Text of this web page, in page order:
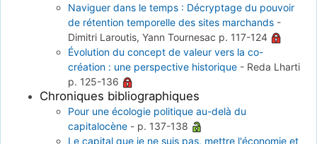
Naviguer dans le temps : Décryptage du pouvoir
de rétention temporelle des sites marchands -
Dimitri Laroutis, Yann Tournesac p. 117-124
Évolution du concept de valeur vers la co-
création : une perspective historique - Reda Lharti
p. 125-136
Chroniques bibliographiques
Pour une écologie politique au-delà du
capitalocène - p. 137-138
Le capital que je ne suis pas. mettre l'économie et